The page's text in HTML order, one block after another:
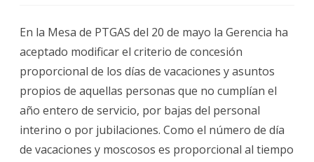
racanear
y
hace
justicia
con
el
cálculo
de
los
días
de
vacaciones
y
moscosos.
En la Mesa de PTGAS del 20 de mayo la Gerencia ha
aceptado modificar el criterio de concesión
proporcional de los días de vacaciones y asuntos
propios de aquellas personas que no cumplían el
año entero de servicio, por bajas del personal
interino o por jubilaciones. Como el número de día
de vacaciones y moscosos es proporcional al tiempo